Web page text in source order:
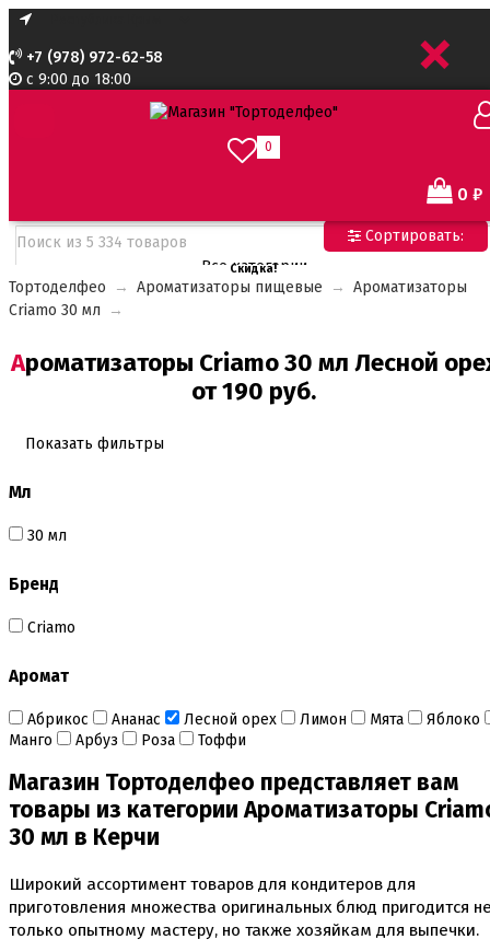
+7 (978) 972-62-58
с 9:00 до 18:00
0
0 ₽
Все категории
Ароматизаторы пищевые
Ароматизаторы Criamo 30 мл
Ароматизаторы TPA 10мл
Ароматизаторы пищевые жидкие Flavor Art 10мл
Упаковка для кексов
Формы бумажные тарталетки
Все для пищевого принтера
Все для пряников и печенья
3д печать эксклюзивных форм для пряников
Все для шоколада и конфет
Всё для праздника
Вырубки для пряников
Тортоделфео → Ароматизаторы пищевые → Ароматизаторы
Criamo 30 мл
→
Ароматизаторы Criamo 30 мл Лесной орех
от 190 руб.
Показать фильтры
Мл
30 мл
Бренд
Criamo
Аромат
Абрикос Ананас Лесной орех Лимон Мята
Яблоко
Манго
Арбуз Роза Тоффи
Магазин Тортоделфео представляет вам
товары из категории Ароматизаторы
30 мл в Керчи
Широкий ассортимент товаров для кондитеров для
приготовления множества оригинальных блюд пригодится
только опытному мастеру, но также хозяйкам для выпечки.
Сортировать:
Скидка!
+